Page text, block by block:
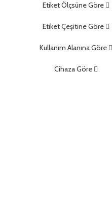
Etiket Ölçsüne Göre
Etiket Çeşitine Göre
Kullanım Alanına Göre
Cihaza Göre